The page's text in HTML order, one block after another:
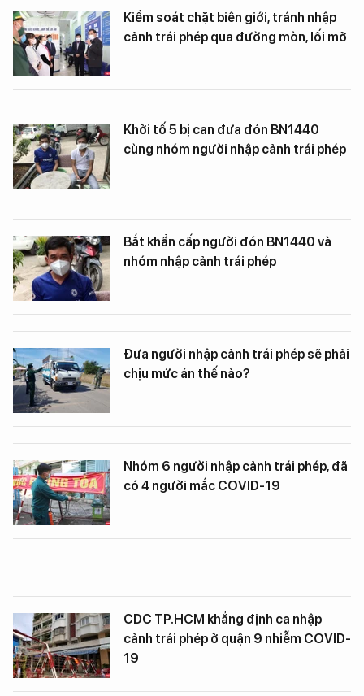
Kiểm soát chặt biên giới, tránh nhập
cảnh trái phép qua đường mòn, lối mở
Khởi tố 5 bị can đưa đón BN1440
cùng nhóm người nhập cảnh trái phép
Bắt khẩn cấp người đón BN1440 và
nhóm nhập cảnh trái phép
Đưa người nhập cảnh trái phép sẽ phải
chịu mức án thế nào?
Nhóm 6 người nhập cảnh trái phép, đã
có 4 người mắc COVID-19
CDC TP.HCM khẳng định ca nhập
cảnh trái phép ở quận 9 nhiễm COVID-
19